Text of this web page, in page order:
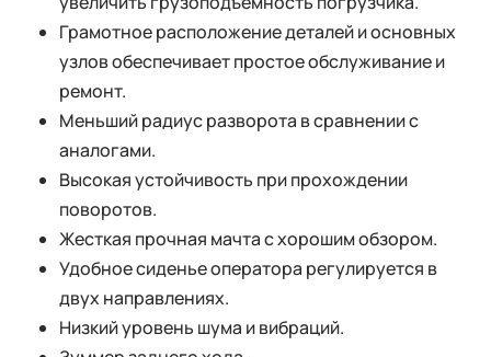
Грамотное расположение деталей и основных
узлов обеспечивает простое обслуживание и
ремонт.
Меньший радиус разворота в сравнении с
аналогами.
Высокая устойчивость при прохождении
поворотов.
Жесткая прочная мачта с хорошим обзором.
Удобное сиденье оператора регулируется в
двух направлениях.
Низкий уровень шума и вибраций.